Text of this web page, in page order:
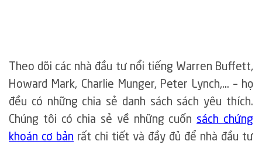
Theo dõi các nhà đầu tư nổi tiếng Warren Buffett,
Howard Mark, Charlie Munger, Peter Lynch,… – họ
đều có những chia sẻ danh sách sách yêu thích.
Chúng tôi có chia sẻ về những cuốn sách chứng
khoán cơ bản rất chi tiết và đầy đủ để nhà đầu tư